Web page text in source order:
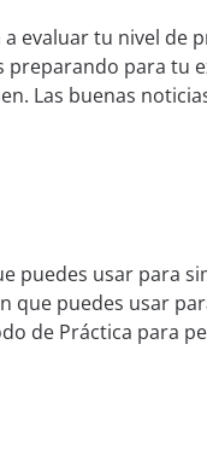
evaluar tu nivel de
preparando para tu
Las buenas
puedes usar para
que puedes usar
de Práctica para